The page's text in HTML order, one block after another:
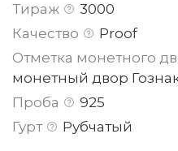
Тираж
3000
Качество
Proof
Отметка монетного
монетный двор
Проба
925
Гурт
Рубчатый